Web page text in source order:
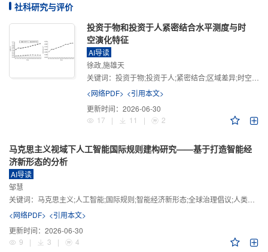
社科研究与评价
投资于物和投资于人紧密结合水平测度与时
空演化特征
AI导读
徐政,施雄天
关键词： 投资于物;投资于人;紧密结合;区域差异;时空演化
<网络PDF> <引用本文>
更新时间： 2026-06-30
17
| 11 | 2
马克思主义视域下人工智能国际规则建构研究——基于打造智能经
济新形态的分析
AI导读
邹慧
关键词： 马克思主义;人工智能;国际规则;智能经济新形态;全球治理倡议;人类命运共同体
<网络PDF> <引用本文>
更新时间： 2026-06-30
9
| 3 | 4